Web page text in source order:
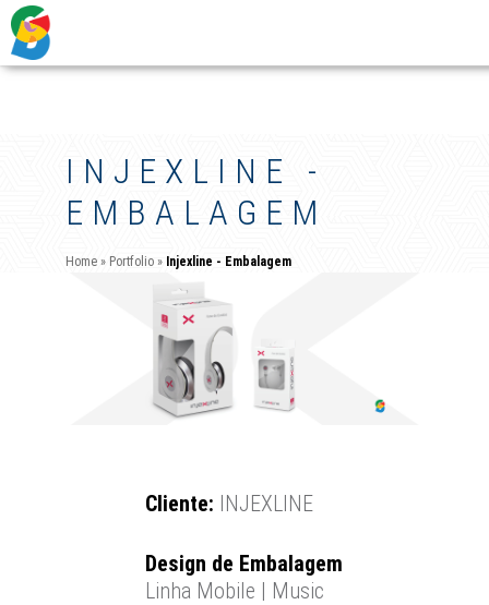
INJEXLINE -
EMBALAGEM
Home» Portfolio » Injexline - Embalagem
Cliente: INJEXLINE
Design de Embalagem
Linha Mobile | Music